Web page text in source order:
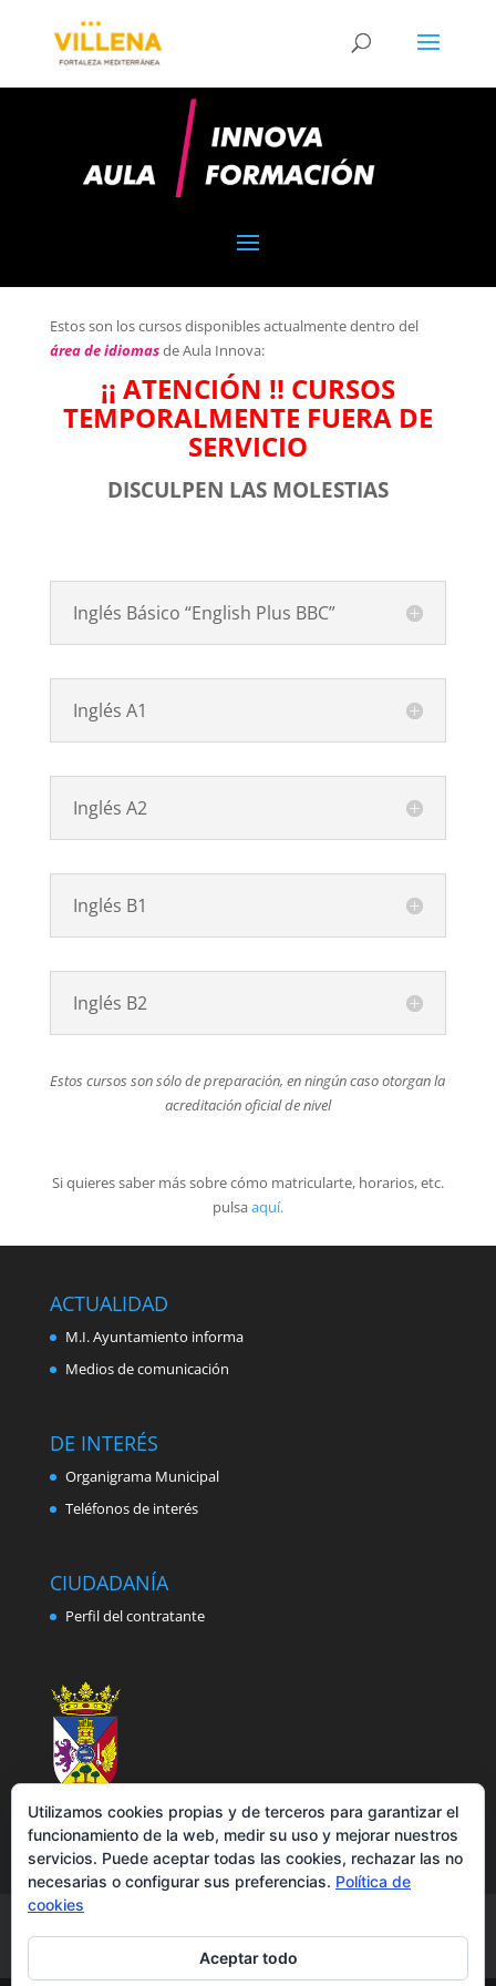
Estos son los cursos disponibles actualmente dentro del
área de idiomasde Aula Innova:
¡¡ ATENCIÓN !! CURSOS
TEMPORALMENTE FUERA DE
SERVICIO
DISCULPEN LAS MOLESTIAS
Inglés Básico “English Plus BBC”
Inglés A1
Inglés A2
Inglés B1
Inglés B2
Estos cursos son sólo de preparación, en ningún caso otorgan la
acreditación oficial de nivel
Si quieres saber más sobre cómo matricularte, horarios, etc.
pulsaaquí.
ACTUALIDAD
M.I. Ayuntamiento informa
Medios de comunicación
DE INTERÉS
Organigrama Municipal
Teléfonos de interés
CIUDADANÍA
Perfil del contratante
Política de cookies
Accesibilidad
Utilizamos cookies propias y de terceros para garantizar el
funcionamiento de la web, medir su uso y mejorar nuestros
servicios. Puede aceptar todas las cookies, rechazar las no
necesarias o configurar sus preferencias. Política de
cookies
Aceptar todo